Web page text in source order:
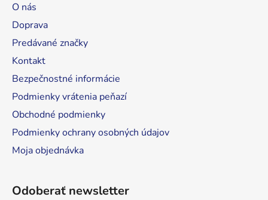
O nás
Doprava
Predávané značky
Kontakt
Bezpečnostné informácie
Podmienky vrátenia peňazí
Obchodné podmienky
Podmienky ochrany osobných údajov
Moja objednávka
Odoberať newsletter